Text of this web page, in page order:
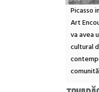
Picasso
Art
va avea
cultural